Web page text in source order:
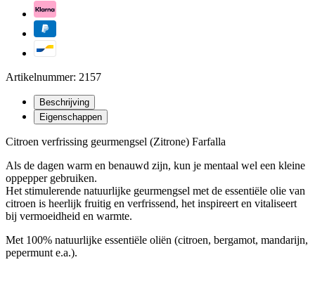
Artikelnummer: 2157
Beschrijving
Eigenschappen
Citroen verfrissing geurmengsel (Zitrone) Farfalla
Als de dagen warm en benauwd zijn, kun je mentaal wel een kleine
oppepper gebruiken.
Het stimulerende natuurlijke geurmengsel met de essentiële olie van
citroen is heerlijk fruitig en verfrissend, het inspireert en vitaliseert
bij vermoeidheid en warmte.
Met 100% natuurlijke essentiële oliën (citroen, bergamot, mandarijn,
pepermunt e.a.).